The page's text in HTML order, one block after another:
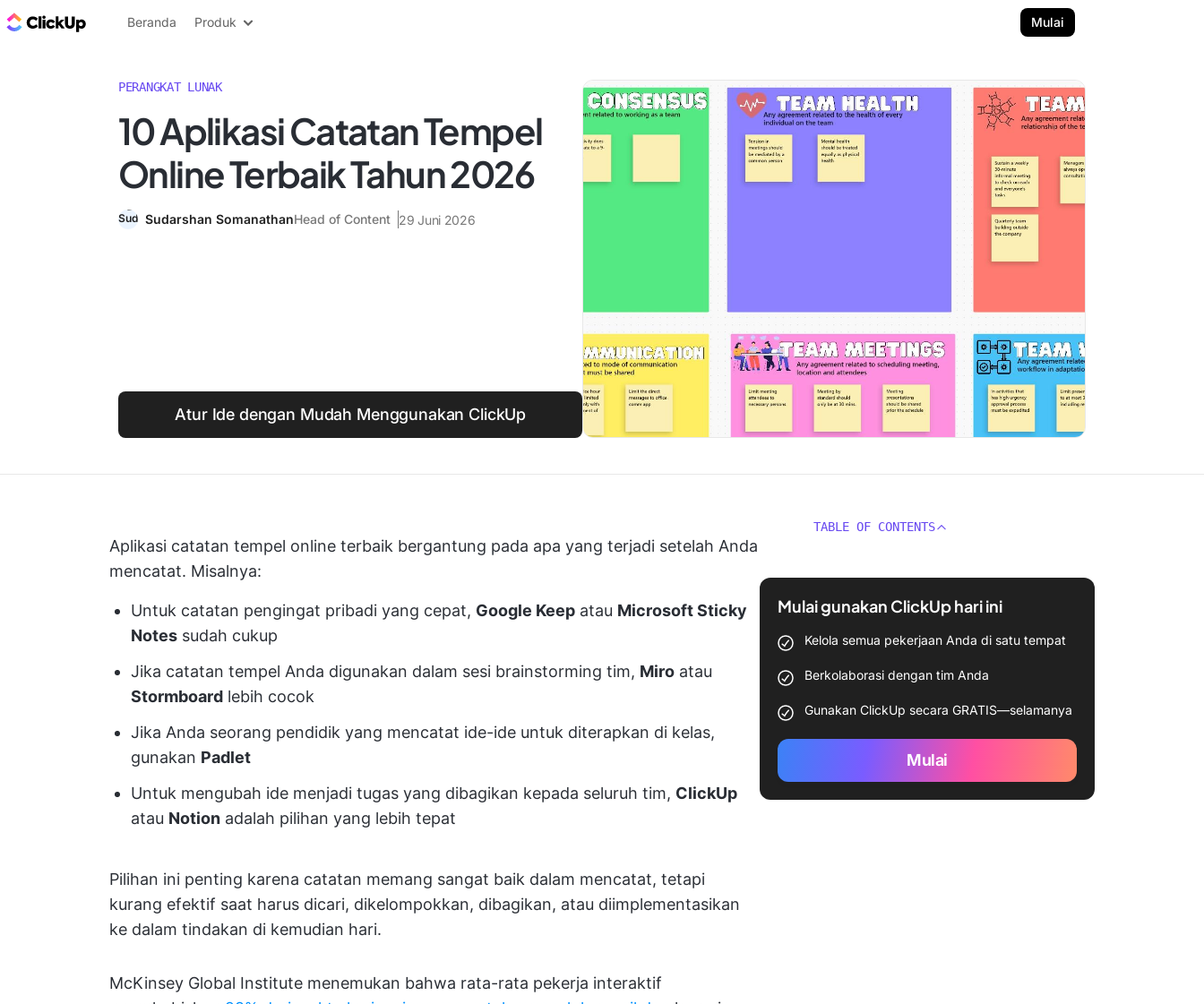
Blog ClickUp
Beranda Produk Mulai
PERANGKAT LUNAK
10 Aplikasi Catatan Tempel
Online Terbaik Tahun 2026
Sudarshan SomanathanHead of Content 29 Juni 2026
Atur Ide dengan Mudah Menggunakan ClickUp
Aplikasi catatan tempel online terbaik bergantung pada apa yang terjadi setelah Anda
mencatat. Misalnya:
Untuk catatan pengingat pribadi yang cepat, Google Keep atau Microsoft Sticky
Notes sudah cukup
Jika catatan tempel Anda digunakan dalam sesi brainstorming tim, Miro atau
Stormboard lebih cocok
Jika Anda seorang pendidik yang mencatat ide-ide untuk diterapkan di kelas,
gunakan Padlet
Untuk mengubah ide menjadi tugas yang dibagikan kepada seluruh tim, ClickUp
atau Notion adalah pilihan yang lebih tepat
Pilihan ini penting karena catatan memang sangat baik dalam mencatat, tetapi
kurang efektif saat harus dicari, dikelompokkan, dibagikan, atau diimplementasikan
ke dalam tindakan di kemudian hari.
McKinsey Global Institute menemukan bahwa rata-rata pekerja interaktif
TABLE OF CONTENTS
Mulai gunakan ClickUp hari ini
Kelola semua pekerjaan Anda di satu tempat
Berkolaborasi dengan tim Anda
Gunakan ClickUp secara GRATIS—selamanya
Mulai